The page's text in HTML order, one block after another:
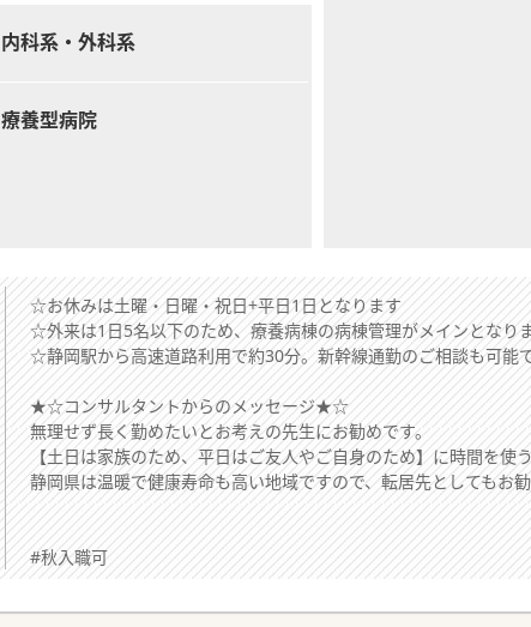
内科系・外科系
療養型病院
☆お休みは土曜・日曜・祝日+平日1日となります
☆外来は1日5名以下のため、療養病棟の病棟管理がメインとなり
☆静岡駅から高速道路利用で約30分。新幹線通勤のご相談も可能
★☆コンサルタントからのメッセージ★☆
無理せず長く勤めたいとお考えの先生にお勧めです。
【土日は家族のため、平日はご友人やご自身のため】に時間を使
静岡県は温暖で健康寿命も高い地域ですので、転居先としてもお
#秋入職可